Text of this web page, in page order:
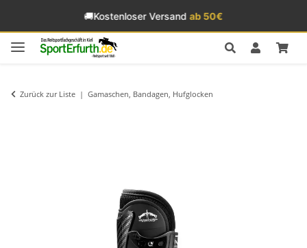
🚚Kostenloser Versandab 50€
Zurück zur Liste Gamaschen, Bandagen, Hufglocken